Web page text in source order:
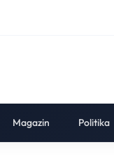
Magazin Politika